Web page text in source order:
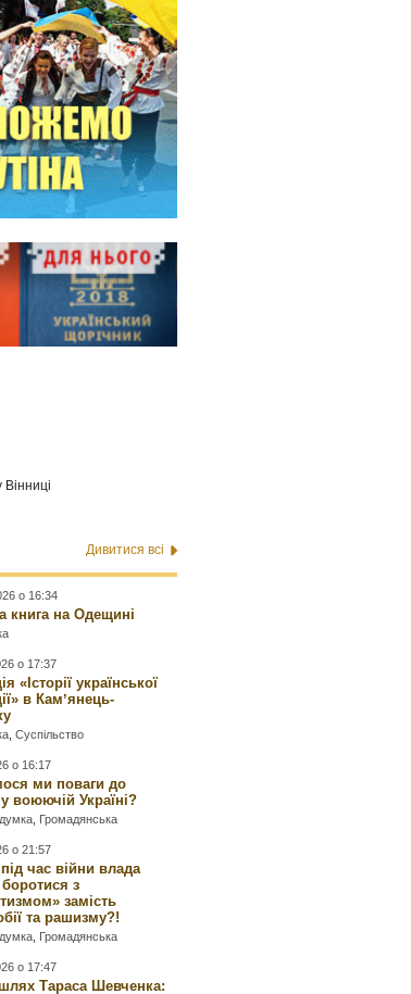
Вінниці
Дивитися всі
о 16:34
книга на Одещині
о 17:37
«Історії української
в Камʼянець-
,Суспільство
о 16:17
ми поваги до
у воюючій Україні?
Громадянська
о 21:57
час війни влада
з
замість
та рашизму?!
Громадянська
о 17:47
Тараса Шевченка: